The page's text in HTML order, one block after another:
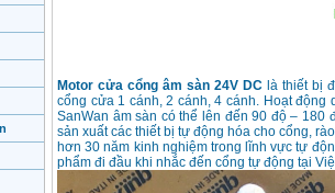
Motor cửa cổng âm sàn 24V DClà thiết bị
cổng cửa 1 cánh, 2 cánh, 4 cánh. Hoạt
SanWan âm sàn có thể lên đến 90 độ – 180
sản xuất các thiết bị tự động hóa cho cổng,
hơn 30 năm kinh nghiệm trong lĩnh vực tự
phẩm đi đầu khi nhắc đến cổng tự động tại